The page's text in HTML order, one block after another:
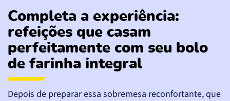
Completa a experiência:
refeições que casam
perfeitamente com seu bolo
de farinha integral
Depois de preparar essa sobremesa reconfortante, que